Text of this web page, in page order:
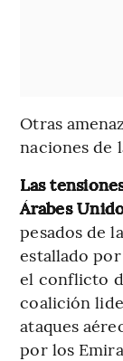
Otras
naciones de
Las
Árabes
pesados de
estallado
el conflicto
coalición
ataques
por los